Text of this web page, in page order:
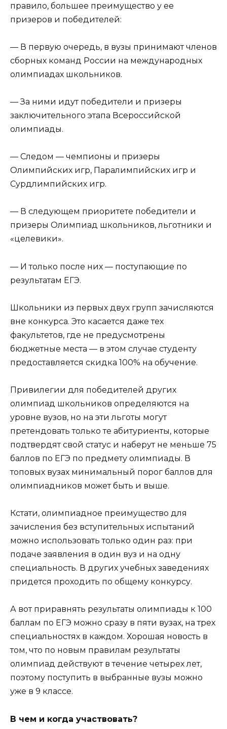
правило, большее преимущество у ее
призеров и победителей:
— В первую очередь, в вузы принимают членов
сборных команд России на международных
олимпиадах школьников.
— За ними идут победители и призеры
заключительного этапа Всероссийской
олимпиады.
— Следом — чемпионы и призеры
Олимпийских игр, Паралимпийских игр и
Сурдлимпийских игр.
— В следующем приоритете победители и
призеры Олимпиад школьников, льготники и
«целевики».
— И только после них — поступающие по
результатам ЕГЭ.
Школьники из первых двух групп зачисляются
вне конкурса. Это касается даже тех
факультетов, где не предусмотрены
бюджетные места — в этом случае студенту
предоставляется скидка 100% на обучение.
Привилегии для победителей других
олимпиад школьников определяются на
уровне вузов, но на эти льготы могут
претендовать только те абитуриенты, которые
подтвердят свой статус и наберут не меньше 75
баллов по ЕГЭ по предмету олимпиады. В
топовых вузах минимальный порог баллов для
олимпиадников может быть и выше.
Кстати, олимпиадное преимущество для
зачисления без вступительных испытаний
можно использовать только один раз: при
подаче заявления в один вуз и на одну
специальность. В других учебных заведениях
придется проходить по общему конкурсу.
А вот приравнять результаты олимпиады к 100
баллам по ЕГЭ можно сразу в пяти вузах, на трех
специальностях в каждом. Хорошая новость в
том, что по новым правилам результаты
олимпиад действуют в течение четырех лет,
поэтому поступить в выбранные вузы можно
уже в 9 классе.
В чем и когда участвовать?